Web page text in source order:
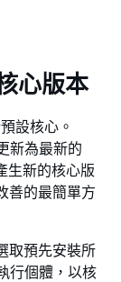
心版本
設核心。
新為最新的
生新的核心版
善的最簡單方
取預先安裝所
行個體，以核